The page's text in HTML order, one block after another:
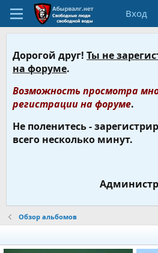
Вход
Дорогой друг! Ты не
на форуме.
Возможность просмотра
регистрации на форуме.
Не поленитесь -
всего несколько минут.
Обзор альбомов